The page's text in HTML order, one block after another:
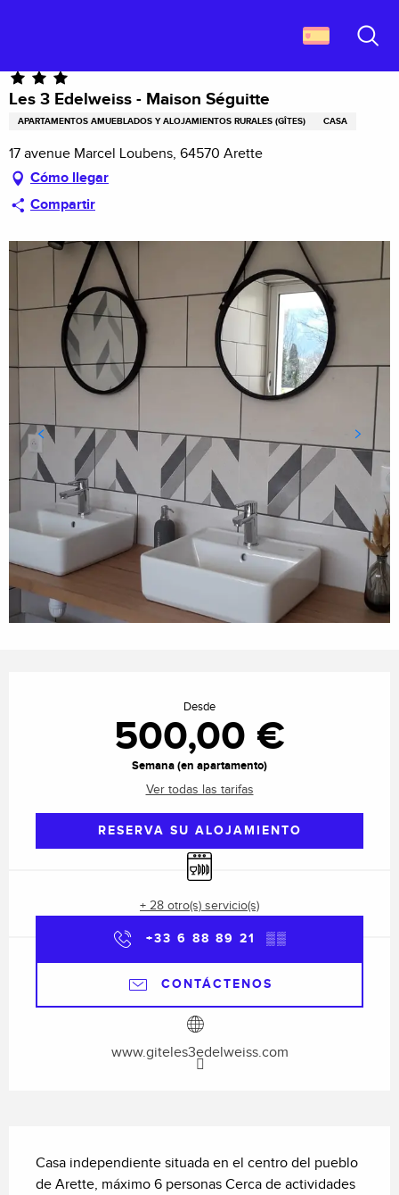
principal
Les 3 Edelweiss - Maison Séguitte
APARTAMENTOS AMUEBLADOS Y ALOJAMIENTOS RURALES (GÎTES) CASA
17 avenue Marcel Loubens, 64570 Arette
Cómo llegar
Compartir
Desde
500,00 €
Semana (en apartamento)
Ver todas las tarifas
RESERVA SU ALOJAMIENTO
Lavavajillas
+ 28 otro(s) servicio(s)
+33 6 88 89 21 ▒▒
CONTÁCTENOS
www.giteles3edelweiss.com
Casa independiente situada en el centro del pueblo
de Arette, máximo 6 personas Cerca de actividades